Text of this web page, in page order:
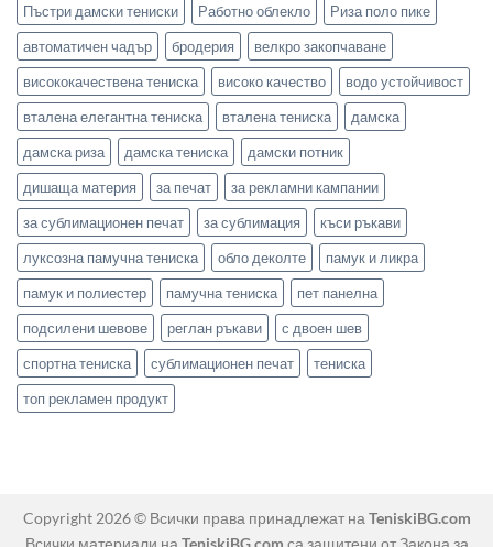
Пъстри дамски тениски
Работно облекло
Риза поло пике
автоматичен чадър
бродерия
велкро закопчаване
висококачествена тениска
високо качество
водо устойчивост
вталена елегантна тениска
вталена тениска
дамска
дамска риза
дамска тениска
дамски потник
дишаща материя
за печат
за рекламни кампании
за сублимационен печат
за сублимация
къси ръкави
луксозна памучна тениска
обло деколте
памук и ликра
памук и полиестер
памучна тениска
пет панелна
подсилени шевове
реглан ръкави
с двоен шев
спортна тениска
сублимационен печат
тениска
топ рекламен продукт
Copyright 2026 © Всички права принадлежат на TeniskiBG.com
Всички материали на TeniskiBG.com са защитени от Закона за